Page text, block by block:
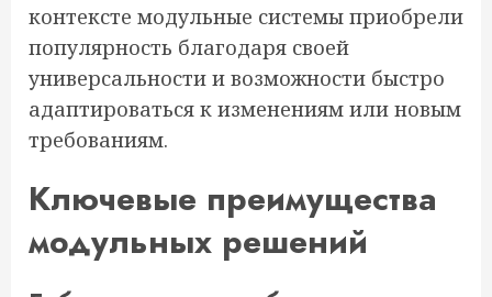
контексте модульные системы приобрели
популярность благодаря своей
универсальности и возможности быстро
адаптироваться к изменениям или новым
требованиям.
Ключевые преимущества
модульных решений